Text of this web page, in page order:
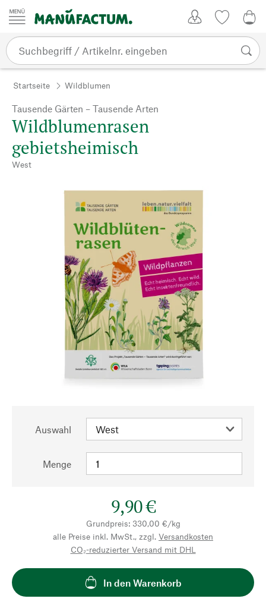
Zum Inhalt springen
Startseite Wildblumen
Tausende Gärten – Tausende Arten
Wildblumenrasen
gebietsheimisch
West
Auswahl
Menge
9,90 €
Grundpreis: 330,00 €/kg
alle Preise inkl. MwSt., zzgl. Versandkosten
CO₂-reduzierter Versand mit DHL
In den Warenkorb